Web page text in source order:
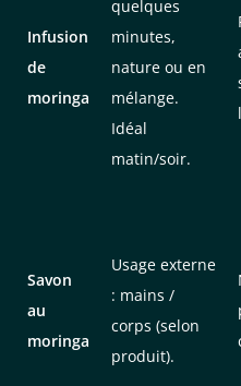
Infusion
de
moringa
quelques
minutes,
nature ou en
mélange.
Idéal
matin/soir.
Savon
au
moringa
Usage externe
: mains /
corps (selon
produit).